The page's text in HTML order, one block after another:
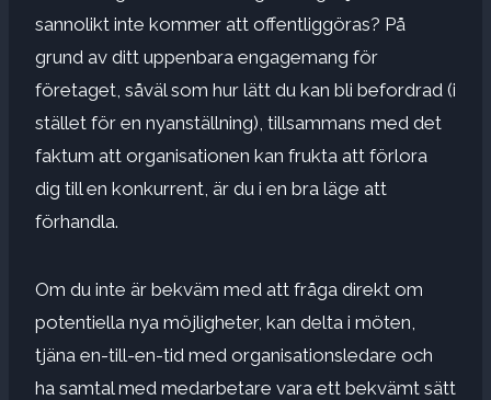
sannolikt inte kommer att offentliggöras? På
grund av ditt uppenbara engagemang för
företaget, såväl som hur lätt du kan bli befordrad (i
stället för en nyanställning), tillsammans med det
faktum att organisationen kan frukta att förlora
dig till en konkurrent, är du i en bra läge att
förhandla.
Om du inte är bekväm med att fråga direkt om
potentiella nya möjligheter, kan delta i möten,
tjäna en-till-en-tid med organisationsledare och
ha samtal med medarbetare vara ett bekvämt sätt